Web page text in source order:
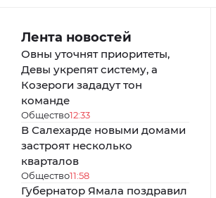
Лента новостей
Овны уточнят приоритеты,
Девы укрепят систему, а
Козероги зададут тон
команде
Общество12:33
В Салехарде новыми домами
застроят несколько
кварталов
Общество11:58
Губернатор Ямала поздравил